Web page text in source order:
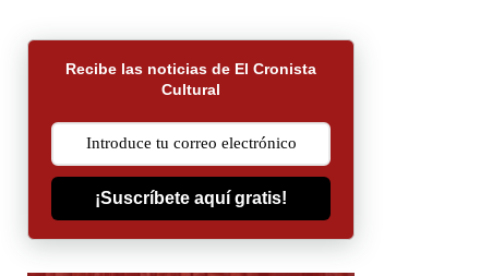
Recibe las noticias de El Cronista
Cultural
¡Suscríbete aquí gratis!